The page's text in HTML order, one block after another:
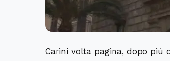
Carini volta pagina, dopo più